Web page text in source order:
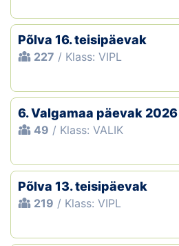
Põlva 16. teisipäevak
227 / Klass: VIPL
6. Valgamaa päevak 2026
49 / Klass: VALIK
Põlva 13. teisipäevak
219 / Klass: VIPL